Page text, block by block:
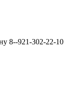
8--921-302-22-10